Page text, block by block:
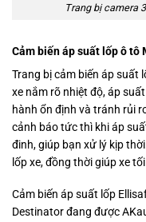
Trang bị camera
Cảm biến áp suất lốp ô
Trang bị cảm biến áp suất
xe nắm rõ nhiệt độ, áp
hành ổn định và tránh rủi
cảnh báo tức thì khi áp
đinh, giúp bạn xử lý kịp
lốp xe, đồng thời giúp xe
Cảm biến áp suất lốp
Destinator đang được